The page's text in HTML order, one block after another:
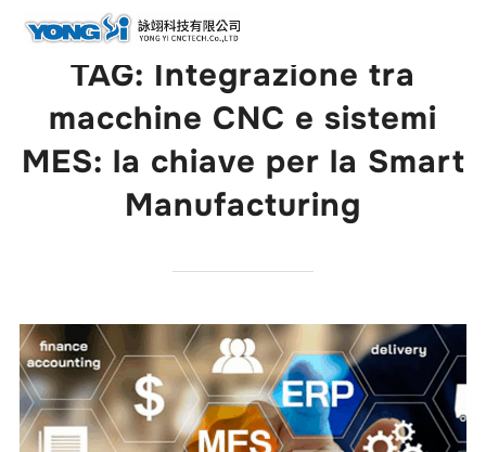
TAG: Integrazione tra
macchine CNC e sistemi
MES: la chiave per la Smart
Manufacturing